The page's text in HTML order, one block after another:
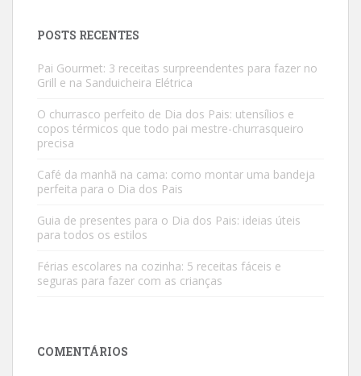
POSTS RECENTES
Pai Gourmet: 3 receitas surpreendentes para fazer no
Grill e na Sanduicheira Elétrica
O churrasco perfeito de Dia dos Pais: utensílios e
copos térmicos que todo pai mestre-churrasqueiro
precisa
Café da manhã na cama: como montar uma bandeja
perfeita para o Dia dos Pais
Guia de presentes para o Dia dos Pais: ideias úteis
para todos os estilos
Férias escolares na cozinha: 5 receitas fáceis e
seguras para fazer com as crianças
COMENTÁRIOS